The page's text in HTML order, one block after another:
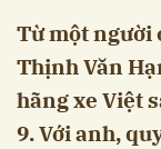
Từ một người
Thịnh Văn
hãng xe Việt
9. Với anh,